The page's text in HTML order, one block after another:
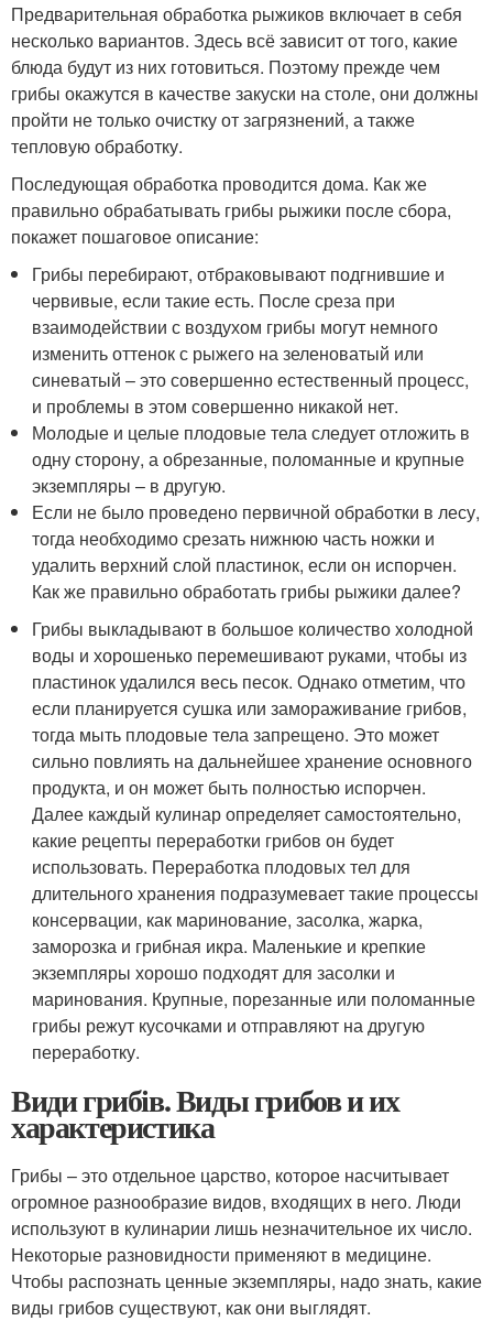
Предварительная обработка рыжиков включает в себя
несколько вариантов. Здесь всё зависит от того, какие
блюда будут из них готовиться. Поэтому прежде чем
грибы окажутся в качестве закуски на столе, они должны
пройти не только очистку от загрязнений, а также
тепловую обработку.
Последующая обработка проводится дома. Как же
правильно обрабатывать грибы рыжики после сбора,
покажет пошаговое описание:
Грибы перебирают, отбраковывают подгнившие и
червивые, если такие есть. После среза при
взаимодействии с воздухом грибы могут немного
изменить оттенок с рыжего на зеленоватый или
синеватый – это совершенно естественный процесс,
и проблемы в этом совершенно никакой нет.
Молодые и целые плодовые тела следует отложить в
одну сторону, а обрезанные, поломанные и крупные
экземпляры – в другую.
Если не было проведено первичной обработки в лесу,
тогда необходимо срезать нижнюю часть ножки и
удалить верхний слой пластинок, если он испорчен.
Как же правильно обработать грибы рыжики далее?
Грибы выкладывают в большое количество холодной
воды и хорошенько перемешивают руками, чтобы из
пластинок удалился весь песок. Однако отметим, что
если планируется сушка или замораживание грибов,
тогда мыть плодовые тела запрещено. Это может
сильно повлиять на дальнейшее хранение основного
продукта, и он может быть полностью испорчен.
Далее каждый кулинар определяет самостоятельно,
какие рецепты переработки грибов он будет
использовать. Переработка плодовых тел для
длительного хранения подразумевает такие процессы
консервации, как маринование, засолка, жарка,
заморозка и грибная икра. Маленькие и крепкие
экземпляры хорошо подходят для засолки и
маринования. Крупные, порезанные или поломанные
грибы режут кусочками и отправляют на другую
переработку.
Види грибів. Виды грибов и их
характеристика
Грибы – это отдельное царство, которое насчитывает
огромное разнообразие видов, входящих в него. Люди
используют в кулинарии лишь незначительное их число.
Некоторые разновидности применяют в медицине.
Чтобы распознать ценные экземпляры, надо знать, какие
виды грибов существуют, как они выглядят.